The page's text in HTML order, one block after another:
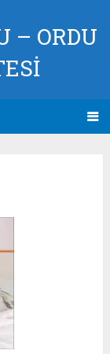
– ORDU